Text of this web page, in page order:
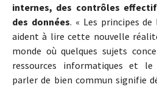
internes, des contrôles
des données. « Les principes
aident à lire cette nouvelle
monde où quelques sujets
ressources informatiques et
parler de bien commun signifie